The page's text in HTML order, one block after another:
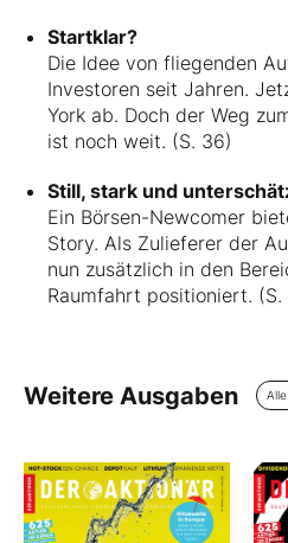
Startklar?
Die Idee von fliegenden
Investoren seit Jahren.
York ab. Doch der Weg
ist noch weit. (S. 36)
Still, stark und
Ein Börsen-Newcomer
Story. Als Zulieferer der
nun zusätzlich in den
Raumfahrt positioniert. (S.
Weitere Ausgaben